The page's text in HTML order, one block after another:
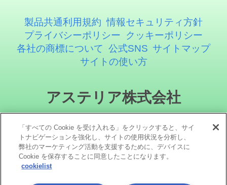
製品共通利用規約 情報セキュリティ方針
プライバシーポリシー
クッキーポリシー
各社の商標について 公式SNS サイトマップ
サイトの使い方
アステリア株式会社
「すべての Cookie を受け入れる」をクリックすると、サイ
トナビゲーションを強化し、サイトの使用状況を分析し、
弊社のマーケティング活動を支援するために、デバイスに
Cookie を保存することに同意したことになります。
cookielist